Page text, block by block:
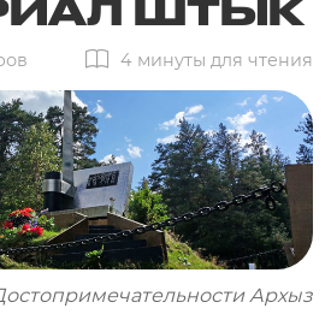
ШТЫК
4 минуты для чтения
Архыз